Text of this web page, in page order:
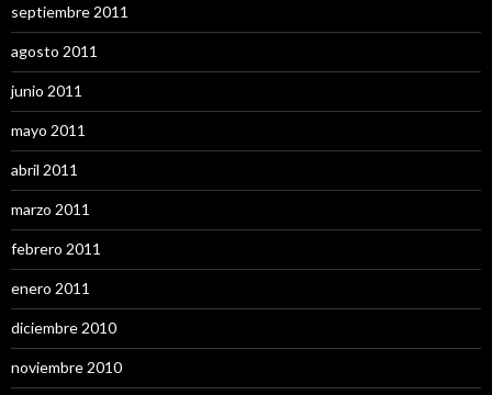
septiembre 2011
agosto 2011
junio 2011
mayo 2011
abril 2011
marzo 2011
febrero 2011
enero 2011
diciembre 2010
noviembre 2010